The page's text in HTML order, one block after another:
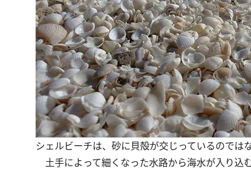
シェルビーチは、砂に貝殻が交じっているのでは
土手によって細くなった水路から海水が入り込